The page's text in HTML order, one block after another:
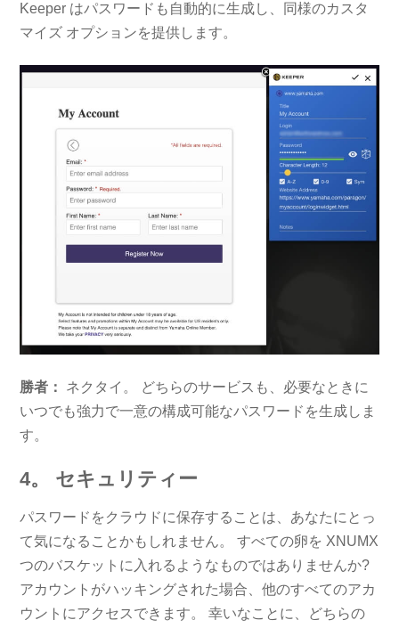
Keeper はパスワードも自動的に生成し、同様のカスタ
マイズ オプションを提供します。
勝者：
ネクタイ。 どちらのサービスも、必要なときに
いつでも強力で一意の構成可能なパスワードを生成しま
す。
4。 セキュリティー
パスワードをクラウドに保存することは、あなたにとっ
て気になることかもしれません。 すべての卵を XNUMX
つのバスケットに入れるようなものではありませんか?
アカウントがハッキングされた場合、他のすべてのアカ
ウントにアクセスできます。 幸いなことに、どちらの